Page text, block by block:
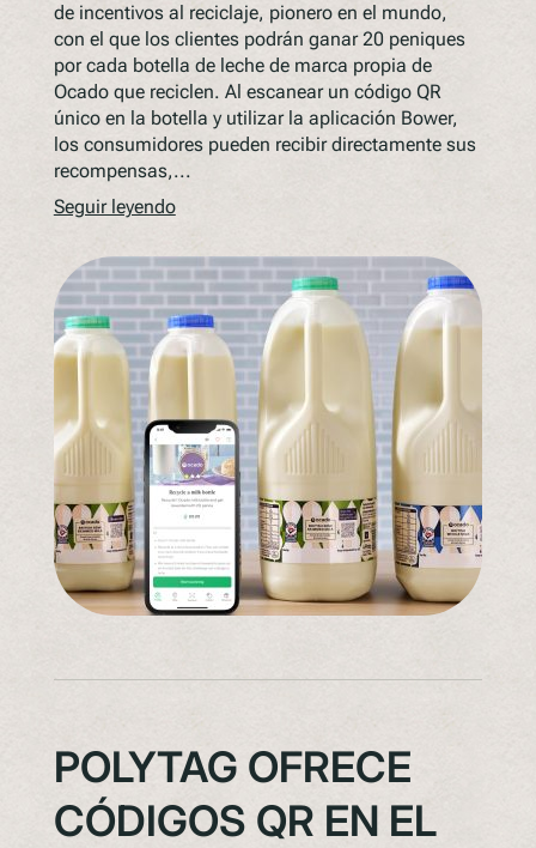
de incentivos al reciclaje, pionero en el mundo,
con el que los clientes podrán ganar 20 peniques
por cada botella de leche de marca propia de
Ocado que reciclen. Al escanear un código QR
único en la botella y utilizar la aplicación Bower,
los consumidores pueden recibir directamente sus
recompensas,...
Seguir leyendo
POLYTAG OFRECE
CÓDIGOS QR EN EL